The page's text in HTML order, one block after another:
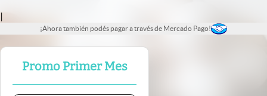
|
¡Ahora también podés pagar a través de Mercado Pago!
Promo Primer Mes